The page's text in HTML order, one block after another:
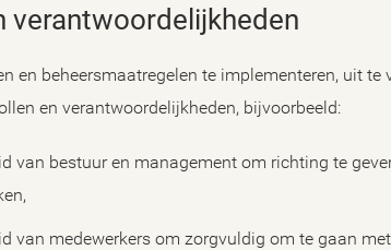
verantwoordelijkheden
en beheersmaatregelen te implementeren, uit te
en verantwoordelijkheden, bijvoorbeeld:
van bestuur en management om richting te
van medewerkers om zorgvuldig om te gaan